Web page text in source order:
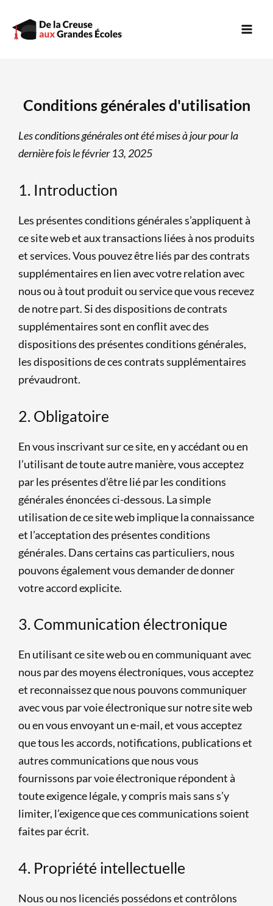
contenu
Conditions générales d'utilisation
Les conditions générales ont été mises à jour pour la
dernière fois le février 13, 2025
1. Introduction
Les présentes conditions générales s’appliquent à
ce site web et aux transactions liées à nos produits
et services. Vous pouvez être liés par des contrats
supplémentaires en lien avec votre relation avec
nous ou à tout produit ou service que vous recevez
de notre part. Si des dispositions de contrats
supplémentaires sont en conflit avec des
dispositions des présentes conditions générales,
les dispositions de ces contrats supplémentaires
prévaudront.
2. Obligatoire
En vous inscrivant sur ce site, en y accédant ou en
l’utilisant de toute autre manière, vous acceptez
par les présentes d’être lié par les conditions
générales énoncées ci-dessous. La simple
utilisation de ce site web implique la connaissance
et l’acceptation des présentes conditions
générales. Dans certains cas particuliers, nous
pouvons également vous demander de donner
votre accord explicite.
3. Communication électronique
En utilisant ce site web ou en communiquant avec
nous par des moyens électroniques, vous acceptez
et reconnaissez que nous pouvons communiquer
avec vous par voie électronique sur notre site web
ou en vous envoyant un e-mail, et vous acceptez
que tous les accords, notifications, publications et
autres communications que nous vous
fournissons par voie électronique répondent à
toute exigence légale, y compris mais sans s’y
limiter, l’exigence que ces communications soient
faites par écrit.
4. Propriété intellectuelle
Nous ou nos licenciés possédons et contrôlons